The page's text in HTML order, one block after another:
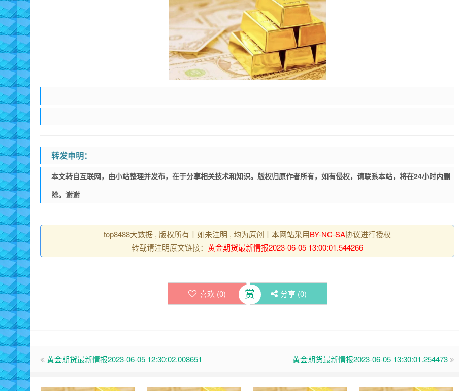
转发申明：
本文转自互联网，由小站整理并发布，在于分享相关技术和知识。版权归原作者所有，如有侵权，请联系本站，将在24小时内删
除。谢谢
top8488大数据 , 版权所有丨如未注明 , 均为原创丨本网站采用BY-NC-SA协议进行授权
转载请注明原文链接： 黄金期货最新情报2023-06-05 13:00:01.544266
喜欢 (0) 赏 分享 (0)
黄金期货最新情报2023-06-05 12:30:02.008651 黄金期货最新情报2023-06-05 13:30:01.254473